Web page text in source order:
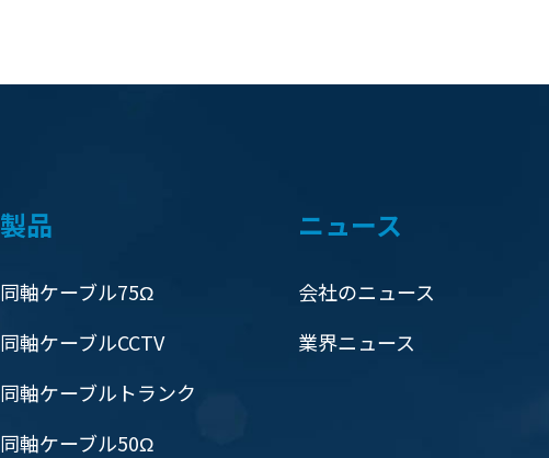
製品
同軸ケーブル75Ω
同軸ケーブルCCTV
同軸ケーブルトランク
同軸ケーブル50Ω
ニュース
会社のニュース
業界ニュース